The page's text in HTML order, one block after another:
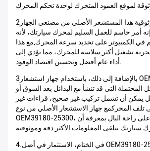
2ثانياً، دقة وموثوقية هذا المستشعر الأصلي من مصنعي الجهاز
إنه أمر حاسم للعمل السليم لمحرك سيارتك، لأنه
في الكمبيوتر على تحديد سرعة المحرك,مع هذا
تشغيل أكثر سلاسة للمحرك، مما يؤدي إلى
أداء عام أفضل وتحسين اقتصاد الوقود.
3بالإضافة إلى ذلك، باستخدام جهاز استشعار OEM الأصلي، يمكنك
المحتملة التي قد تنشأ مع البدائل بعد السوق أو
يمكن أن تشمل تركيب غير صحيح، قراءات غير
تلف المحركمع جهاز الاستشعار الأصلي من نوع
OEM39180-25300، يمكنك الحصول على راحة البال بمعرفة أن
4.في الختام، الاستثمار في أصل OEM39180-25300 جهاز استشعار